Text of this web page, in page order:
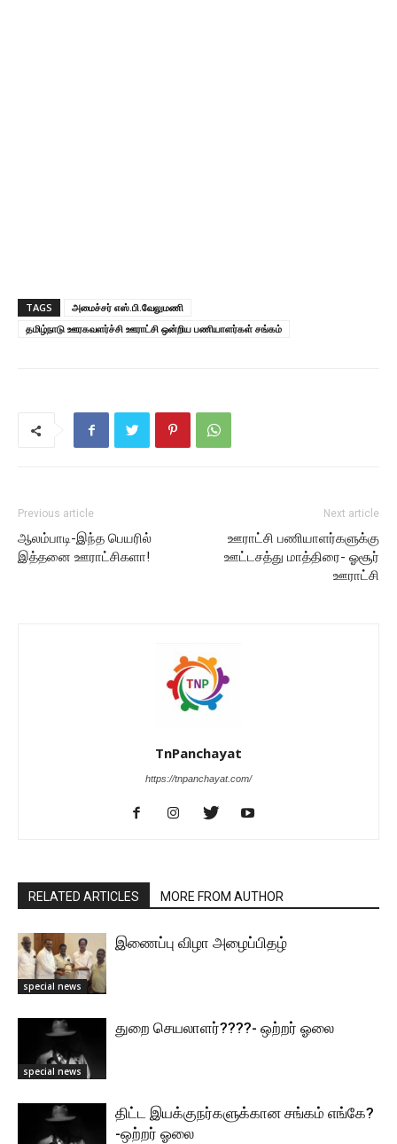
TAGS
அமைச்சர் எஸ்.பி.வேலுமணி
தமிழ்நாடு ஊரகவளர்ச்சி ஊராட்சி ஒன்றிய பணியாளர்கள் சங்கம்
Previous article
ஆலம்பாடி-இந்த பெயரில்
இத்தனை ஊராட்சிகளா!
Next article
ஊராட்சி பணியாளர்களுக்கு
ஊட்டசத்து மாத்திரை- ஓசூர்
ஊராட்சி
TnPanchayat
https://tnpanchayat.com/
RELATED ARTICLES MORE FROM AUTHOR
special news
இணைப்பு விழா அழைப்பிதழ்
special news
துறை செயலாளர்????- ஒற்றர் ஓலை
திட்ட இயக்குநர்களுக்கான சங்கம் எங்கே?
-ஒற்றர் ஓலை